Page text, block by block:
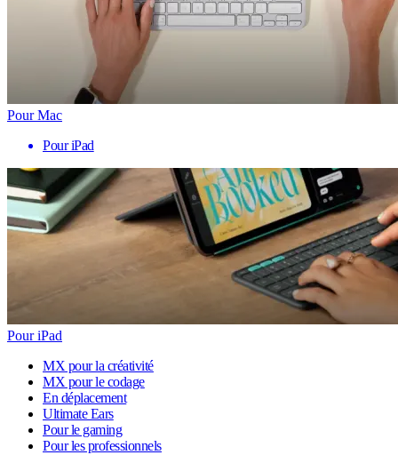
Pour Mac
Pour iPad
Pour iPad
MX pour la créativité
MX pour le codage
En déplacement
Ultimate Ears
Pour le gaming
Pour les professionnels